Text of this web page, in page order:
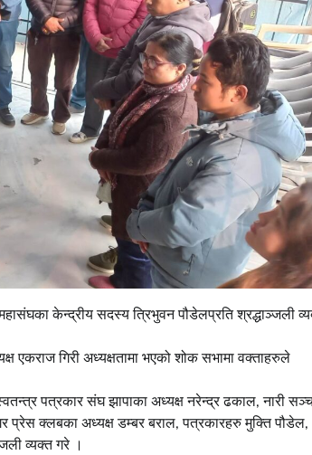
महासंघका केन्द्रीय सदस्य त्रिभुवन पौडेलप्रति श्रद्धाञ्जली
एकराज गिरी अध्यक्षतामा भएको शोक सभामा वक्ताहरुले
पत्रकार संघ झापाका अध्यक्ष नरेन्द्र ढकाल, नारी
प्रेस क्लबका अध्यक्ष डम्बर बराल, पत्रकारहरु मुक्ति पौडेल,
व्यक्त गरे ।